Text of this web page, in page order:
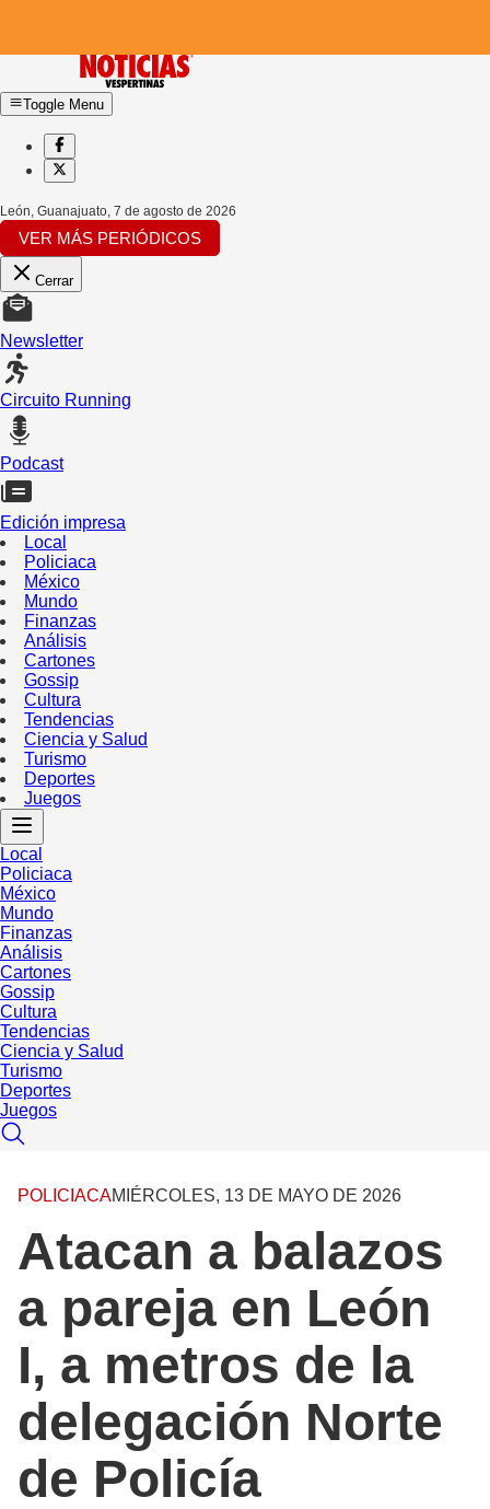
Toggle Menu
León, Guanajuato, 7 de agosto de 2026
VER MÁS PERIÓDICOS
Cerrar
Newsletter
Circuito Running
Podcast
Edición impresa
Local
Policiaca
México
Mundo
Finanzas
Análisis
Cartones
Gossip
Cultura
Tendencias
Ciencia y Salud
Turismo
Deportes
Juegos
Local
Policiaca
México
Mundo
Finanzas
Análisis
Cartones
Gossip
Cultura
Tendencias
Ciencia y Salud
Turismo
Deportes
Juegos
POLICIACAMIÉRCOLES, 13 DE MAYO DE 2026
Atacan a balazos
a pareja en León
I, a metros de la
delegación Norte
de Policía